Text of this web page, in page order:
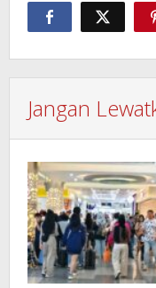
Jangan